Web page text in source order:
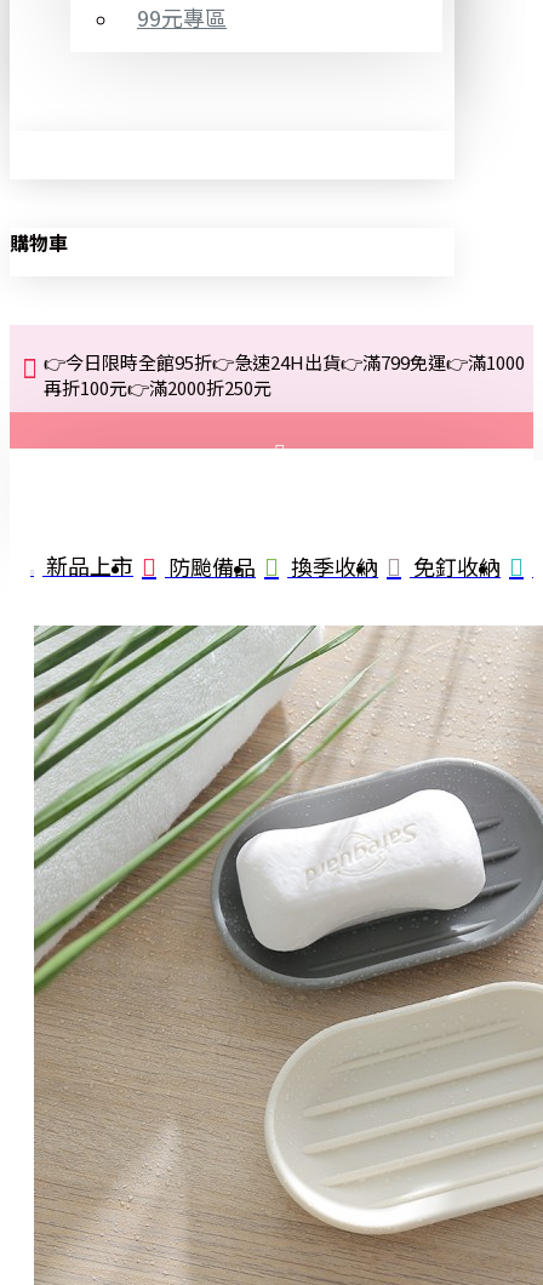
99元專區
購物車
👉今日限時全館95折👉急速24H出貨👉滿799免運👉滿1000
再折100元👉滿2000折250元
註冊
詢問
新品上市 防颱備品 換季收納 免釘收納